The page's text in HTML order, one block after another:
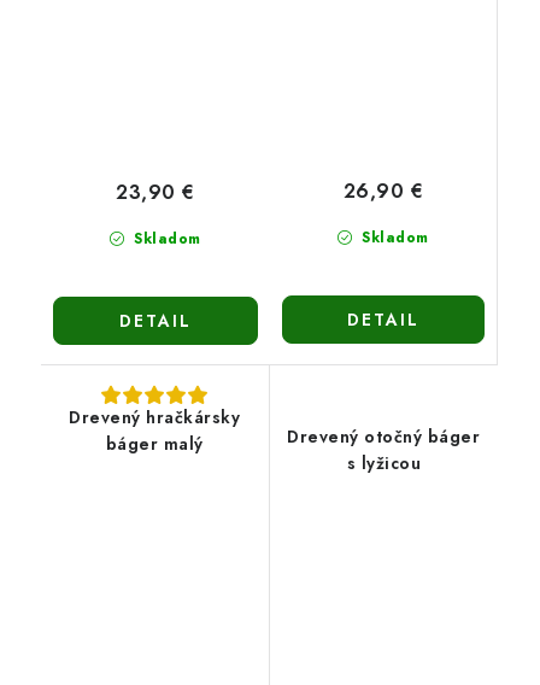
Skladom
23,90 €
DETAIL
Skladom
26,90 €
DETAIL
Drevený hračkársky
báger malý
Drevený otočný báger
s lyžicou